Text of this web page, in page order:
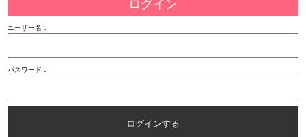
ログイン
ユーザー名：
パスワード：